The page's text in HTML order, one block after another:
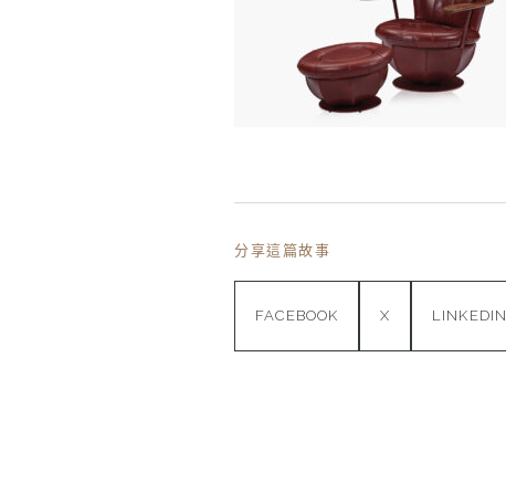
分享這篇故事
FACEBOOK X LINKEDIN